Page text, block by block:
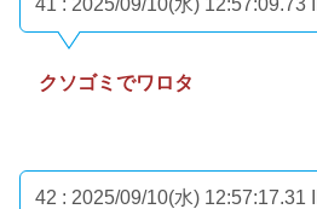
クソゴミでワロタ
42 : 2025/09/10(水) 12:57:17.31